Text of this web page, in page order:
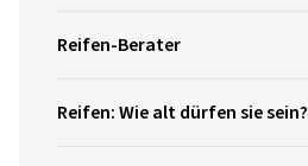
Reifen-Berater
Reifen: Wie alt dürfen sie sein?